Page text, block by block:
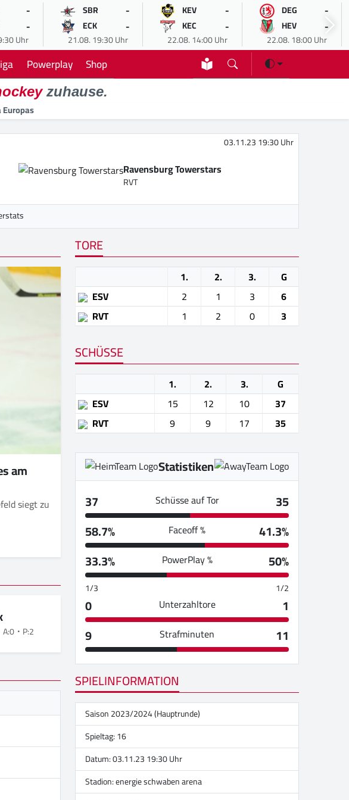
-
-
Uhr
SBR -
ECK -
21.08. 19:30 Uhr
KEV -
KEC -
22.08. 14:00 Uhr
DEG -
HEV -
22.08. 18:00 Uhr
Powerplay Shop
zuhause.
03.11.23 19:30 Uhr
Ravensburg Towerstars
RVT
am
A:0 P:2
TORE
1. 2. 3.
G
ESV
2 1 3
6
RVT
1 2 0 3
SCHÜSSE
1. 2. 3.
G
ESV
15 12 10
37
RVT
9 9 17 35
Statistiken
37
Schüsse auf Tor
35
58.7%
Faceoff %
41.3%
33.3%
PowerPlay % 50%
1/3 1/2
0 Unterzahltore
1
9
Strafminuten 11
SPIELINFORMATION
Saison 2023/2024 (Hauptrunde)
Spieltag: 16
Datum: 03.11.23 19:30 Uhr
Stadion:energie schwaben arena